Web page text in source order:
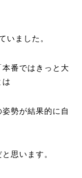
いました。
番ではきっと大
は
勢が結果的に自
思います。